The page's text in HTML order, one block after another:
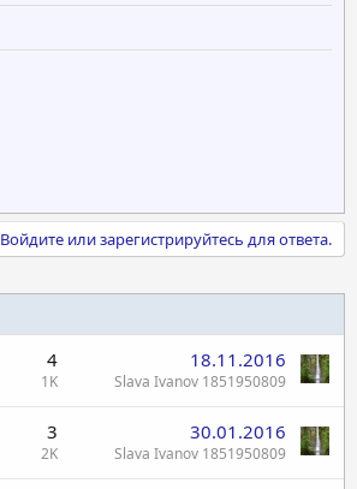
Войдите или зарегистрируйтесь для ответа.
4
1K
18.11.2016
Slava Ivanov 1851950809
3
2K
30.01.2016
Slava Ivanov 1851950809